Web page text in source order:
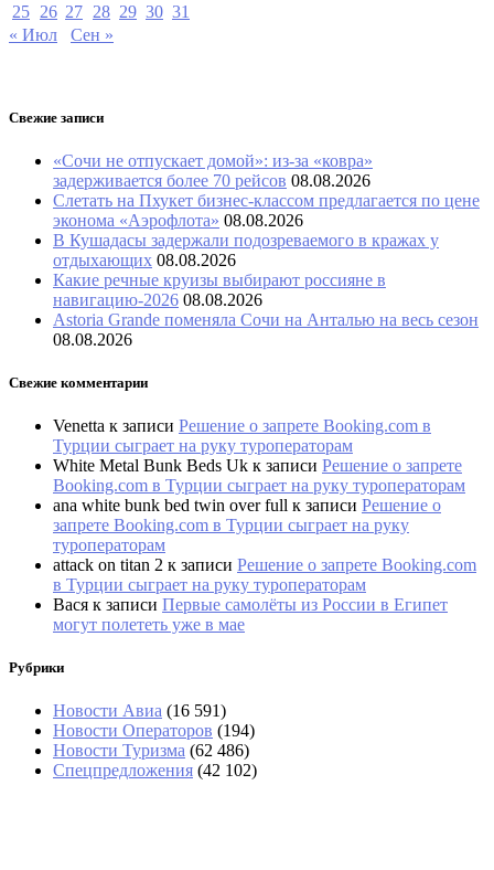
25 26 27 28 29 30 31
« Июл
Сен »
Свежие записи
«Сочи не отпускает домой»: из-за «ковра»
задерживается более 70 рейсов 08.08.2026
Слетать на Пхукет бизнес-классом предлагается по цене
эконома «Аэрофлота» 08.08.2026
В Кушадасы задержали подозреваемого в кражах у
отдыхающих 08.08.2026
Какие речные круизы выбирают россияне в
навигацию-2026 08.08.2026
Astoria Grande поменяла Сочи на Анталью на весь сезон
08.08.2026
Свежие комментарии
Venetta к записи Решение о запрете Booking.com в
Турции сыграет на руку туроператорам
White Metal Bunk Beds Uk к записи Решение о запрете
Booking.com в Турции сыграет на руку туроператорам
ana white bunk bed twin over full к записи Решение о
запрете Booking.com в Турции сыграет на руку
туроператорам
attack on titan 2 к записи Решение о запрете Booking.com
в Турции сыграет на руку туроператорам
Вася к записи Первые самолёты из России в Египет
могут полететь уже в мае
Рубрики
Новости Авиа (16 591)
Новости Операторов (194)
Новости Туризма (62 486)
Спецпредложения (42 102)